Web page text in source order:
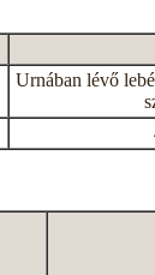
Urnában lévő